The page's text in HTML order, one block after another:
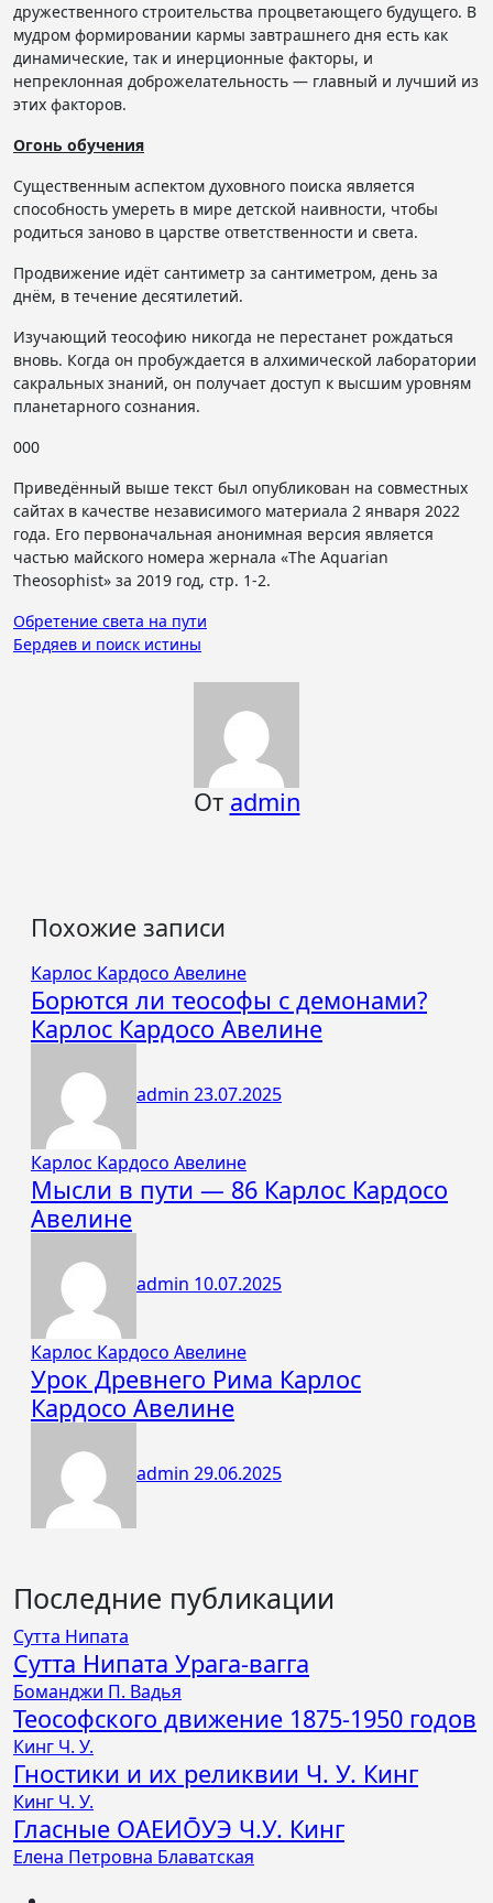
дружественного строительства процветающего будущего. В
мудром формировании кармы завтрашнего дня есть как
динамические, так и инерционные факторы, и
непреклонная доброжелательность — главный и лучший из
этих факторов.
Огонь обучения
Существенным аспектом духовного поиска является
способность умереть в мире детской наивности, чтобы
родиться заново в царстве ответственности и света.
Продвижение идёт сантиметр за сантиметром, день за
днём, в течение десятилетий.
Изучающий теософию никогда не перестанет рождаться
вновь. Когда он пробуждается в алхимической лаборатории
сакральных знаний, он получает доступ к высшим уровням
планетарного сознания.
000
Приведённый выше текст был опубликован на совместных
сайтах в качестве независимого материала 2 января 2022
года. Его первоначальная анонимная версия является
частью майского номера жернала «The Aquarian
Theosophist» за 2019 год, стр. 1-2.
Навигация
по
Обретение света на пути
Бердяев и поиск истины
От admin
Похожие записи
Карлос Кардосо Авелине
Борются ли теософы с демонами?
Карлос Кардосо Авелине
admin 23.07.2025
Карлос Кардосо Авелине
Мысли в пути — 86 Карлос Кардосо
Авелине
admin 10.07.2025
Карлос Кардосо Авелине
Урок Древнего Рима Карлос
Кардосо Авелине
admin 29.06.2025
Последние публикации
Сутта Нипата
Сутта Нипата Урага-вагга
Боманджи П. Вадья
Теософского движение 1875-1950 годов
Кинг Ч. У.
Гностики и их реликвии Ч. У. Кинг
Кинг Ч. У.
Гласные ОАЕИО̄УЭ Ч.У. Кинг
Елена Петровна Блаватская